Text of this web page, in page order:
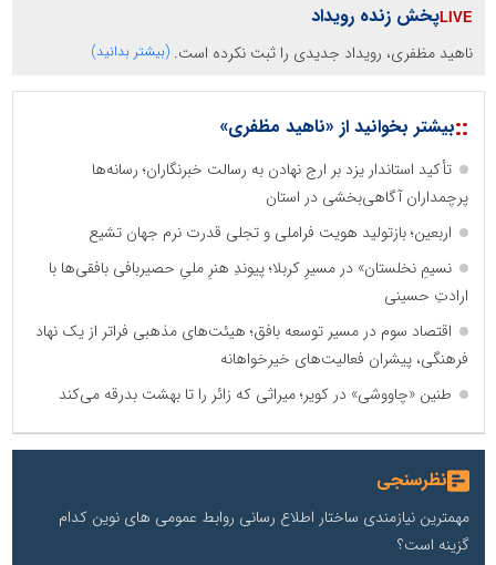
پخش زنده رویداد
ناهید مظفری، رویداد جدیدی را ثبت نکرده است. (بیشتر بدانید)
::بیشتر بخوانید از «ناهید مظفری»
تأکید استاندار یزد بر ارج نهادن به رسالت خبرنگاران؛ رسانه‌ها
پرچمداران آگاهی‌بخشی در استان
اربعین؛ بازتولید هویت فراملی و تجلی قدرت نرم جهان تشیع
نسیمِ نخلستان» در مسیرِ کربلا؛ پیوندِ هنرِ ملیِ حصیربافی بافقی‌ها با
ارادتِ حسینی
اقتصاد سوم در مسیر توسعه بافق؛ هیئت‌های مذهبی فراتر از یک نهاد
فرهنگی، پیشران فعالیت‌های خیرخواهانه
طنین «چاووشی» در کویر؛ میراثی که زائر را تا بهشت بدرقه می‌کند
نظرسنجی
مهمترین نیازمندی ساختار اطلاع رسانی روابط عمومی های نوین کدام
گزینه است؟